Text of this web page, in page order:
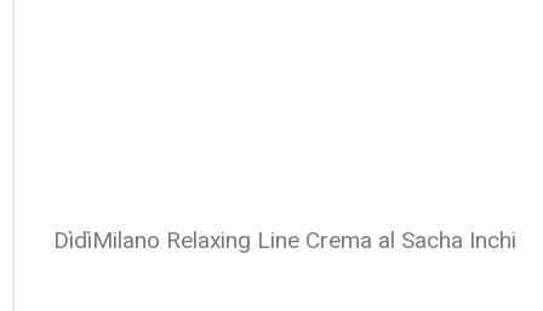
DìdìMilano Relaxing Line Crema al Sacha Inchi